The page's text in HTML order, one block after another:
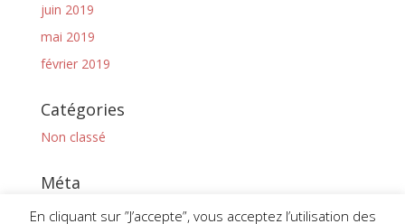
juin 2019
mai 2019
février 2019
Catégories
Non classé
Méta
Connexion
En cliquant sur ”J’accepte”, vous acceptez l’utilisation des